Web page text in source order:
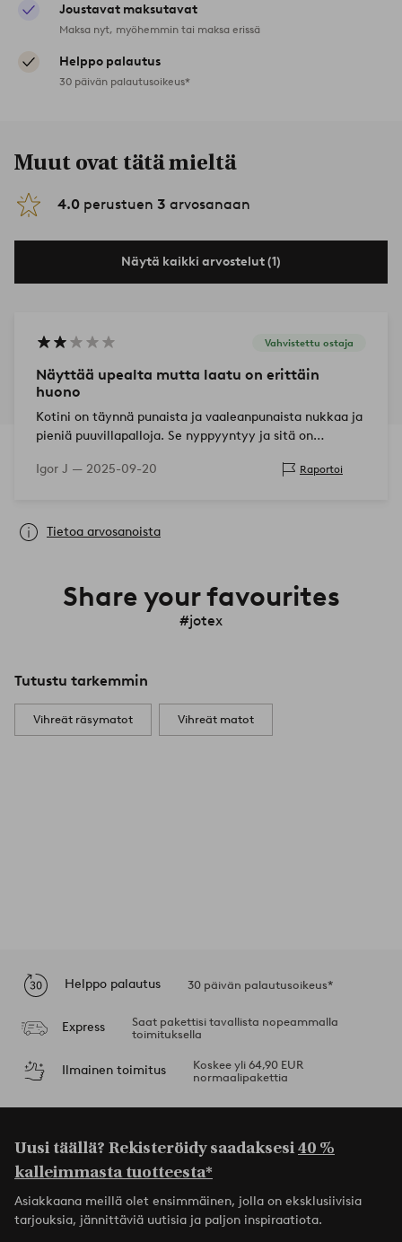
Joustavat maksutavat
Maksa nyt, myöhemmin tai maksa erissä
Helppo palautus
30 päivän palautusoikeus*
Muut ovat tätä mieltä
4.0 perustuen 3 arvosanaan
Näytä kaikki arvostelut (1)
Vahvistettu ostaja
Näyttää upealta mutta laatu on erittäin
huono
Kotini on täynnä punaista ja vaaleanpunaista nukkaa ja
pieniä puuvillapalloja. Se nyppyyntyy ja sitä on
Igor J — 2025-09-20 Raportoi
Tietoa arvosanoista
Share your favourites
#jotex
Tutustu tarkemmin
Vihreät räsymatot Vihreät matot
Helppo palautus 30 päivän palautusoikeus*
Express
Saat pakettisi tavallista nopeammalla
toimituksella
Ilmainen toimitus
Koskee yli 64,90 EUR
normaalipakettia
Uusi täällä? Rekisteröidy saadaksesi40 %
kalleimmasta tuotteesta*
Asiakkaana meillä olet ensimmäinen, jolla on eksklusiivisia
tarjouksia, jännittäviä uutisia ja paljon inspiraatiota.